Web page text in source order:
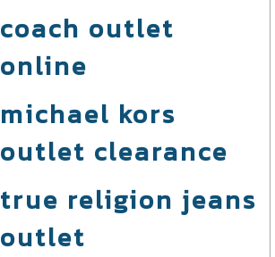
coach outlet
online
michael kors
outlet clearance
true religion jeans
outlet